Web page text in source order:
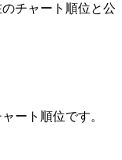
チャート順位と公
ート順位です。